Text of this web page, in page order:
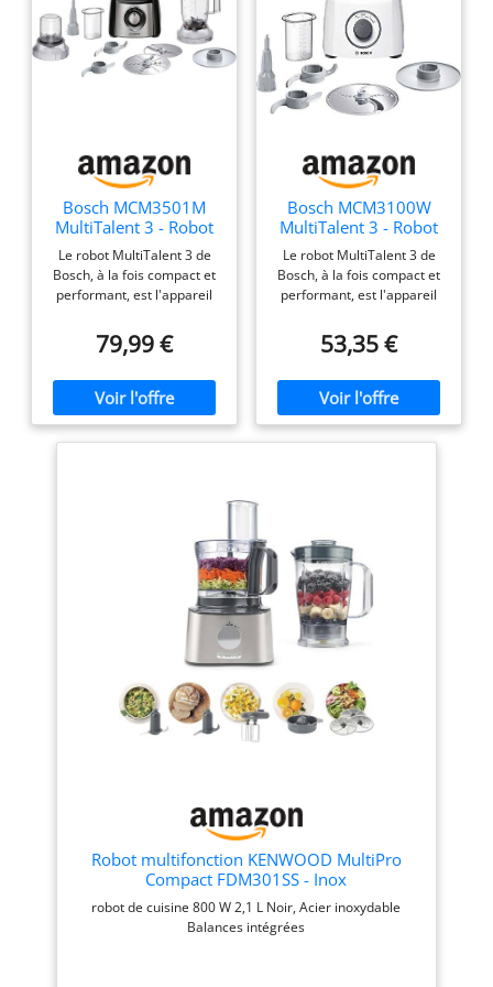
couvercle avec presse-
nourriture, mixeur,
spatule. Puissance : 1000
W ; alimentation AC 230 V
- 50/60 Hz
Bosch MCM3501M
MultiTalent 3 - Robot
de cuisine, Puissant
moteur, Blender
Le robot MultiTalent 3 de
Bosch, à la fois compact et
performant, est l'appareil
permettra de réussir toutes
vos préparations et
exigeantes Hautement
polyvalent : le robot est
doté de plus de 50 fonctions
fonction moulin à café pour
moudre grains de café et
multifonction MultiLevel6
doté de 3 doubles lames La
2,3 L permet de préparer
jusqu'à 0,8 kg de pâte à
gâteau / Mini-hachoir avec
4 lames inox pour hacher
multifonctions pour réaliser
plus de 50 tâches
différentes / Avec
accessoires de série /
Couleur : Noir/Inox brossé
79,99 €
Bosch MCM3100W
MultiTalent 3 - Robot
de cuisine, puissant
moteur
Le robot MultiTalent 3 de
Bosch, à la fois compact et
performant, est l'appareil
permettra de réussir toutes
vos préparations et
exigeantes Son format
extrêmement compact le
rend adapté même aux
robot est doté de plus de 20
fonctions dont fouetter,
mélanger, battre, mixer,
mélanger ou râper ; Grande
puissance de 800 W La
grande capacité du bol de
jusqu'à 0,8 kg de pâte à
gâteau ; Couteau
multifonctions inox et
robot de cuisine ; Robot
multifonctions pour réaliser
plus de 20 tâches
différentes ; Avec
accessoires de série ;
Couleur : Blanc/Gris
53,35 €
Robot multifonction KENWOOD MultiPro
Compact FDM301SS - Inox
robot de cuisine 800 W 2,1 L Noir, Acier inoxydable
Balances intégrées